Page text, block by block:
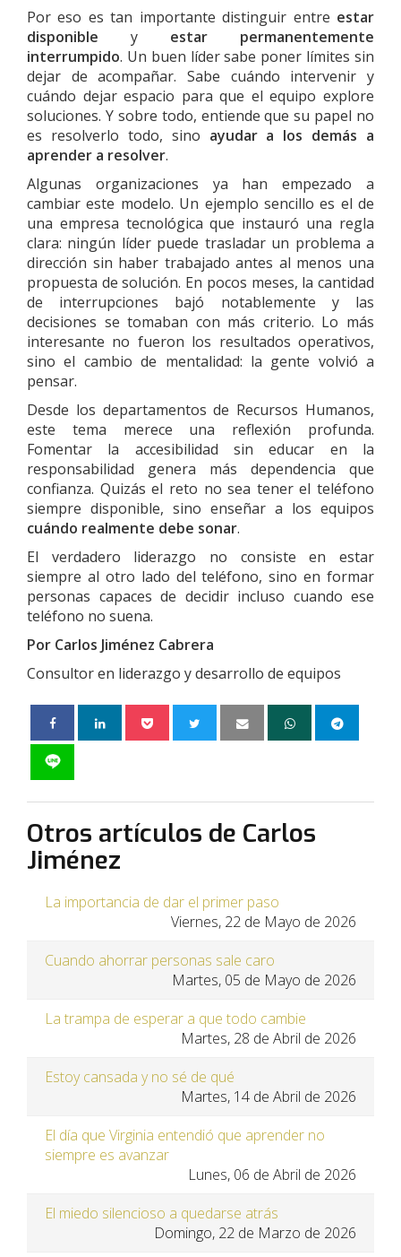
Por eso es tan importante distinguir entre estar
disponible y estar permanentemente
interrumpido. Un buen líder sabe poner límites sin
dejar de acompañar. Sabe cuándo intervenir y
cuándo dejar espacio para que el equipo explore
soluciones. Y sobre todo, entiende que su papel no
es resolverlo todo, sino ayudar a los demás a
aprender a resolver.
Algunas organizaciones ya han empezado a
cambiar este modelo. Un ejemplo sencillo es el de
una empresa tecnológica que instauró una regla
clara: ningún líder puede trasladar un problema a
dirección sin haber trabajado antes al menos una
propuesta de solución. En pocos meses, la cantidad
de interrupciones bajó notablemente y las
decisiones se tomaban con más criterio. Lo más
interesante no fueron los resultados operativos,
sino el cambio de mentalidad: la gente volvió a
pensar.
Desde los departamentos de Recursos Humanos,
este tema merece una reflexión profunda.
Fomentar la accesibilidad sin educar en la
responsabilidad genera más dependencia que
confianza. Quizás el reto no sea tener el teléfono
siempre disponible, sino enseñar a los equipos
cuándo realmente debe sonar.
El verdadero liderazgo no consiste en estar
siempre al otro lado del teléfono, sino en formar
personas capaces de decidir incluso cuando ese
teléfono no suena.
Por Carlos Jiménez Cabrera
Consultor en liderazgo y desarrollo de equipos
Otros artículos de Carlos
Jiménez
La importancia de dar el primer paso
Viernes, 22 de Mayo de 2026
Cuando ahorrar personas sale caro
Martes, 05 de Mayo de 2026
La trampa de esperar a que todo cambie
Martes, 28 de Abril de 2026
Estoy cansada y no sé de qué
Martes, 14 de Abril de 2026
El día que Virginia entendió que aprender no
siempre es avanzar
Lunes, 06 de Abril de 2026
El miedo silencioso a quedarse atrás
Domingo, 22 de Marzo de 2026